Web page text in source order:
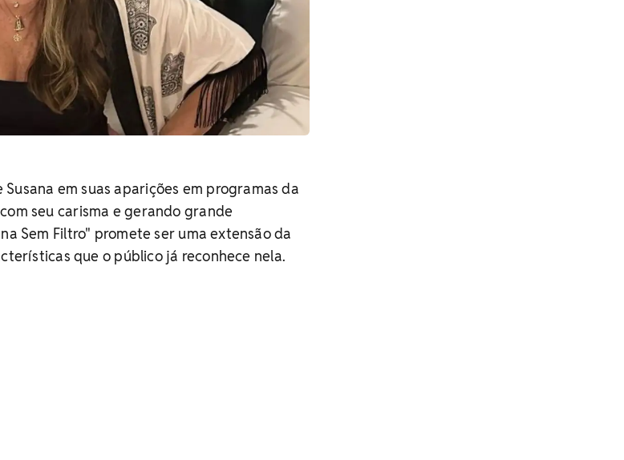
em suas aparições em programas da
seu carisma e gerando grande
Sem Filtro" promete ser uma extensão da
que o público já reconhece nela.